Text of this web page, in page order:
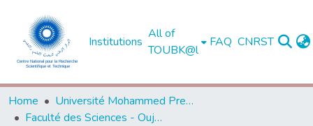
Institutions
All of
TOUBK@l
FAQ CNRST
Home
Université Mohammed Premier - Oujda
Faculté des Sciences - Oujda